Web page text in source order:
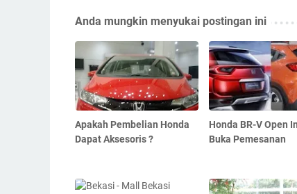
Anda mungkin menyukai postingan ini
Apakah Pembelian Honda
Dapat Aksesoris ?
Honda BR-V Open
Buka Pemesanan